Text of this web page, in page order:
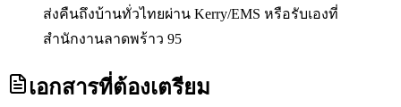
ส่งคืนถึงบ้านทั่วไทยผ่าน Kerry/EMS หรือรับเองที่
สำนักงานลาดพร้าว 95
เอกสารที่ต้องเตรียม